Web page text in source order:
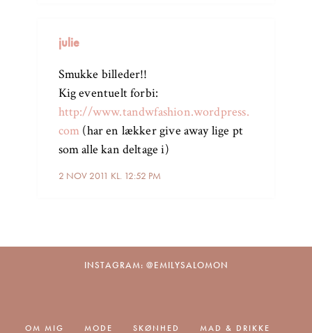
julie
2 NOV 2011 KL. 12:52 PM
Smukke billeder!!
Kig eventuelt forbi:
http://www.tandwfashion.wordpress.
com (har en lækker give away lige pt
som alle kan deltage i)
INSTAGRAM: @EMILYSALOMON
OM MIG MODE SKØNHED MAD & DRIKKE